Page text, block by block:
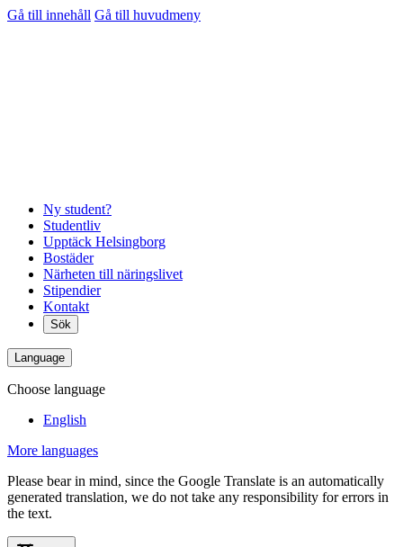
Gå till innehåll Gå till huvudmeny
Ny student?
Studentliv
Upptäck Helsingborg
Bostäder
Närheten till näringslivet
Stipendier
Kontakt
Sök
Language
Choose language
English
More languages
Please bear in mind, since the Google Translate is an automatically
generated translation, we do not take any responsibility for errors in
the text.